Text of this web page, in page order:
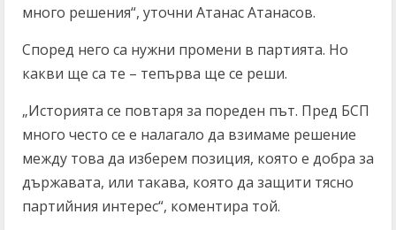
много решения“, уточни Атанас Атанасов.
Според него са нужни промени в партията. Но
какви ще са те – тепърва ще се реши.
„Историята се повтаря за пореден път. Пред БСП
много често се е налагало да взимаме решение
между това да изберем позиция, която е добра за
държавата, или такава, която да защити тясно
партийния интерес“, коментира той.